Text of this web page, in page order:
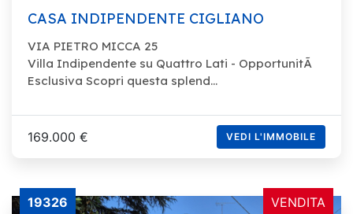
CASA INDIPENDENTE CIGLIANO
VIA PIETRO MICCA 25
Villa Indipendente su Quattro Lati - OpportunitÃ
Esclusiva Scopri questa splend...
169.000 € VEDI L'IMMOBILE
VENDITA
19326